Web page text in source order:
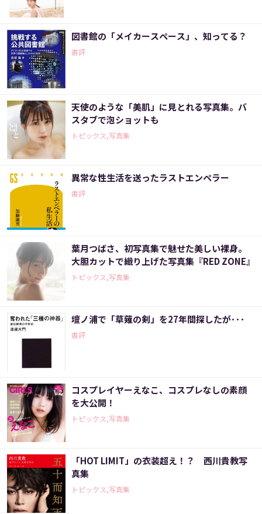
図書館の「メイカースペース」、知ってる？
書評
天使のような「美肌」に見とれる写真集。バ
スタブで泡ショットも
トピックス,写真集
異常な性生活を送ったラストエンペラー
書評
葉月つばさ、初写真集で魅せた美しい裸身。
大胆カットで織り上げた写真集『RED ZONE』
トピックス,写真集
壇ノ浦で「草薙の剣」を27年間探したが･･･
書評
コスプレイヤーえなこ、コスプレなしの素顔
を大公開！
トピックス,写真集
「HOT LIMIT」の衣装超え！？ 西川貴教写
真集
トピックス,写真集